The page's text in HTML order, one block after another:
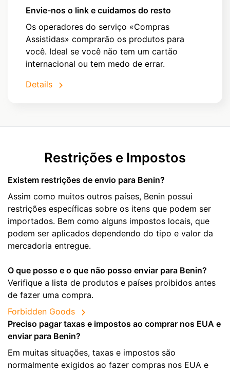
Envie-nos o link e cuidamos do resto
Os operadores do serviço «Compras
Assistidas» comprarão os produtos para
você. Ideal se você não tem um cartão
internacional ou tem medo de errar.
Details
Restrições e Impostos
Existem restrições de envio para Benin?
Assim como muitos outros países, Benin possui
restrições específicas sobre os itens que podem ser
importados. Bem como alguns impostos locais, que
podem ser aplicados dependendo do tipo e valor da
mercadoria entregue.
O que posso e o que não posso enviar para Benin?
Verifique a lista de produtos e países proibidos antes
de fazer uma compra.
Forbidden Goods
Preciso pagar taxas e impostos ao comprar nos EUA e
enviar para Benin?
Em muitas situações, taxas e impostos são
normalmente exigidos ao fazer compras nos EUA e